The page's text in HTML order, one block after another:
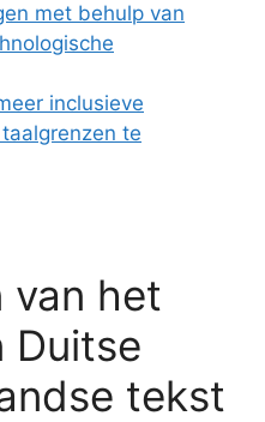
met behulp van
inclusieve
te
van het
Duitse
tekst